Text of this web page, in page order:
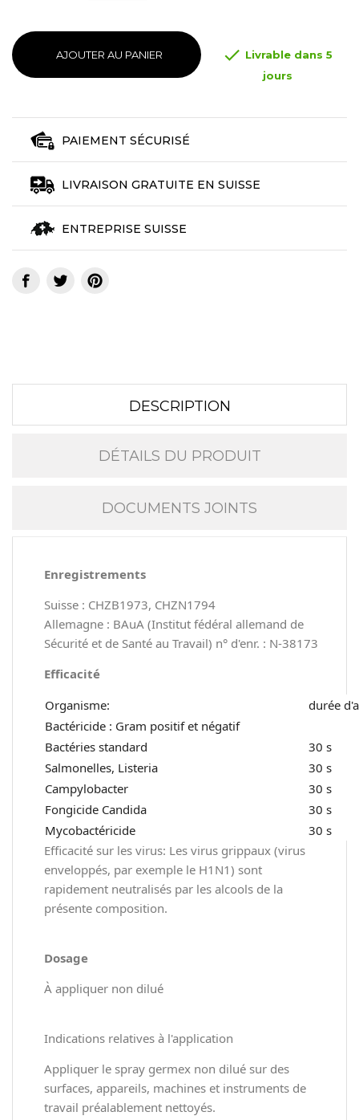
AJOUTER AU PANIER  Livrable dans 5
jours
PAIEMENT SÉCURISÉ
LIVRAISON GRATUITE EN SUISSE
ENTREPRISE SUISSE
DESCRIPTION
DÉTAILS DU PRODUIT
DOCUMENTS JOINTS
Enregistrements
Suisse : CHZB1973, CHZN1794
Allemagne : BAuA (Institut fédéral allemand de
Sécurité et de Santé au Travail) n° d'enr. : N-38173
Efficacité
Organisme:
durée
Bactéricide : Gram positif et négatif
Bactéries standard
30 s
Salmonelles, Listeria
30 s
Campylobacter
30 s
Fongicide Candida
30 s
Mycobactéricide
30 s
Efficacité sur les virus: Les virus grippaux (virus
enveloppés, par exemple le H1N1) sont
rapidement neutralisés par les alcools de la
présente composition.
Dosage
À appliquer non dilué
Indications relatives à l'application
Appliquer le spray germex non dilué sur des
surfaces, appareils, machines et instruments de
travail préalablement nettoyés.